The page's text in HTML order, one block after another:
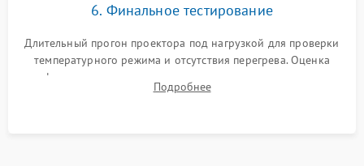
6. Финальное тестирование
Длительный прогон проектора под нагрузкой для проверки
температурного режима и отсутствия перегрева. Оценка
фокуса, контрастности и цветопередачи на тестовых
таблицах. Проверка работы всех видеовходов и кнопок
Подробнее